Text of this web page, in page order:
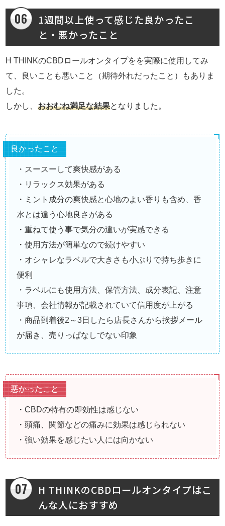
1週間以上使って感じた良かったこ
と・悪かったこと
H THINKのCBDロールオンタイプをを実際に使用してみ
て、良いことも悪いこと（期待外れだったこと）もありま
した。
しかし、おおむね満足な結果となりました。
良かったこと
・スースーして爽快感がある
・リラックス効果がある
・ミント成分の爽快感と心地のよい香りも含め、香
水とは違う心地良さがある
・重ねて使う事で気分の違いが実感できる
・使用方法が簡単なので続けやすい
・オシャレなラベルで大きさも小ぶりで持ち歩きに
便利
・ラベルにも使用方法、保管方法、成分表記、注意
事項、会社情報が記載されていて信用度が上がる
・商品到着後2～3日したら店長さんから挨拶メール
が届き、売りっぱなしでない印象
悪かったこと
・CBDの特有の即効性は感じない
・頭痛、関節などの痛みに効果は感じられない
・強い効果を感じたい人には向かない
H THINKのCBDロールオンタイプはこ
んな人におすすめ